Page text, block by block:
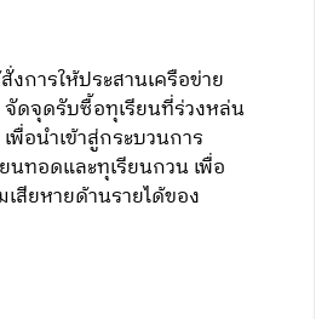
การให้ประสานเครือข่าย
ดจุดรับซื้อทุเรียนที่ร่วงหล่น
อนำเข้าสู่กระบวนการ
นทอดและทุเรียนกวน เพื่อ
เสียหายด้านรายได้ของ